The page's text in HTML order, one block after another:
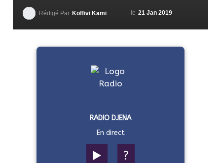
Rédigé Par Koffivi Kami AGBETOU le 21 Jan 2019
RADIO DJENA
En direct
▶️ ?